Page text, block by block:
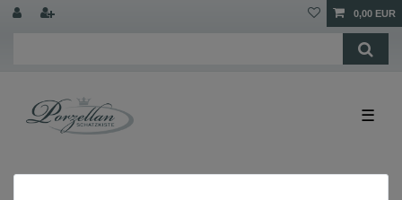
0,00 EUR
☰